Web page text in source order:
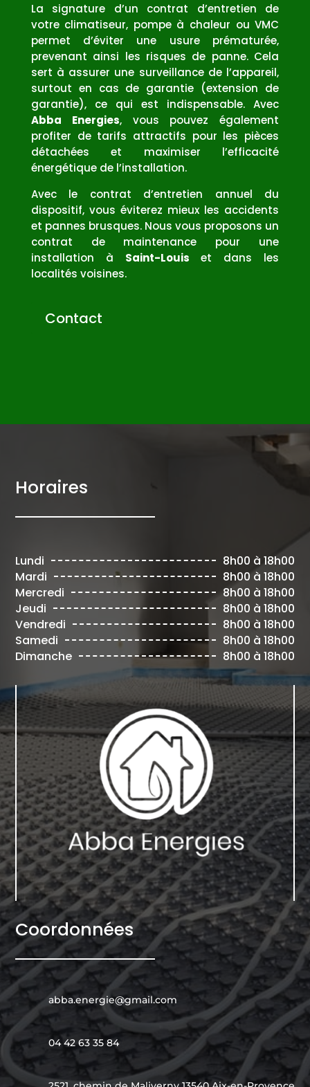
La signature d’un contrat d’entretien de
votre climatiseur, pompe à chaleur ou VMC
permet d’éviter une usure prématurée,
prevenant ainsi les risques de panne. Cela
sert à assurer une surveillance de l’appareil,
surtout en cas de garantie (extension de
garantie), ce qui est indispensable. Avec
Abba Energies, vous pouvez également
profiter de tarifs attractifs pour les pièces
détachées et maximiser l’efficacité
énergétique de l’installation.
Avec le contrat d’entretien annuel du
dispositif, vous éviterez mieux les accidents
et pannes brusques. Nous vous proposons un
contrat de maintenance pour une
installation à Saint-Louis et dans les
localités voisines.
Contact
Horaires
Lundi
8h00 à 18h00
Mardi
8h00 à 18h00
Mercredi
8h00 à 18h00
Jeudi
8h00 à 18h00
Vendredi
8h00 à 18h00
Samedi
8h00 à 18h00
Dimanche
8h00 à 18h00
Coordonnées
abba.energie@gmail.com
04 42 63 35 84